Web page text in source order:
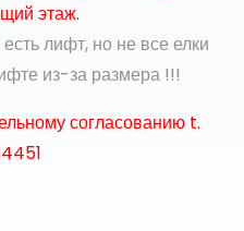
этаж.
лифт, но не все елки
из-за размера !!!
согласованию t.